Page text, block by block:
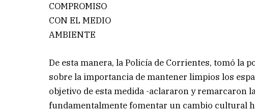
COMPROMISO
CON EL MEDIO
AMBIENTE
De esta manera, la Policía de Corrientes, tomó la
sobre la importancia de mantener limpios los
objetivo de esta medida -aclararon y remarcaron
fundamentalmente fomentar un cambio cultural